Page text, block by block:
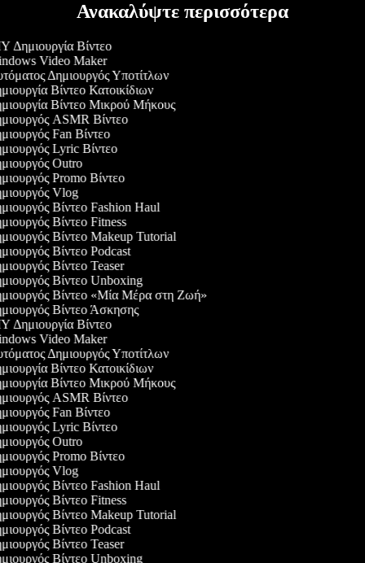
Ανακαλύψτε περισσότερα
Δημιουργία Βίντεο
Video Maker
Δημιουργός Υποτίτλων
Βίντεο Κατοικίδιων
Βίντεο Μικρού Μήκους
ASMR Βίντεο
Fan Βίντεο
Lyric Βίντεο
Outro
Promo Βίντεο
Vlog
Βίντεο Fashion Haul
Βίντεο Fitness
Βίντεο Makeup Tutorial
Βίντεο Podcast
Βίντεο Teaser
Βίντεο Unboxing
Βίντεο «Μία Μέρα στη Ζωή»
Βίντεο Άσκησης
Δημιουργία Βίντεο
Video Maker
Δημιουργός Υποτίτλων
Βίντεο Κατοικίδιων
Βίντεο Μικρού Μήκους
ASMR Βίντεο
Fan Βίντεο
Lyric Βίντεο
Outro
Promo Βίντεο
Vlog
Βίντεο Fashion Haul
Βίντεο Fitness
Βίντεο Makeup Tutorial
Βίντεο Podcast
Βίντεο Teaser
Βίντεο Unboxing